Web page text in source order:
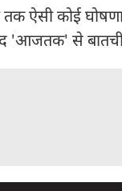
ऐसी कोई
'आजतक' से